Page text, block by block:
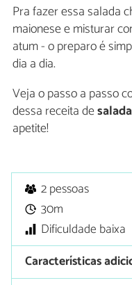
Pra fazer essa salada
maionese e misturar
atum - o preparo é
dia a dia.
Veja o passo a passo
dessa receita de
apetite!
2 pessoas
30m
Dificuldade baixa
Características